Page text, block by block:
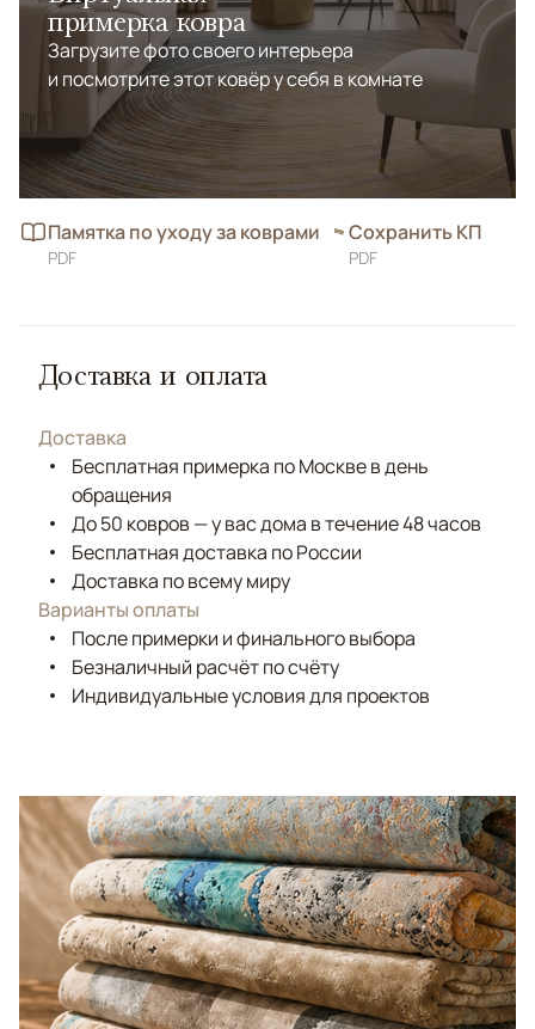
примерка ковра
Загрузите фото своего интерьера
и посмотрите этот ковёр у себя в комнате
Памятка по уходу за коврами
PDF
Сохранить КП
PDF
Доставка и оплата
Доставка
Бесплатная примерка по Москве в день
обращения
До 50 ковров — у вас дома в течение 48 часов
Бесплатная доставка по России
Доставка по всему миру
Варианты оплаты
После примерки и финального выбора
Безналичный расчёт по счёту
Индивидуальные условия для проектов